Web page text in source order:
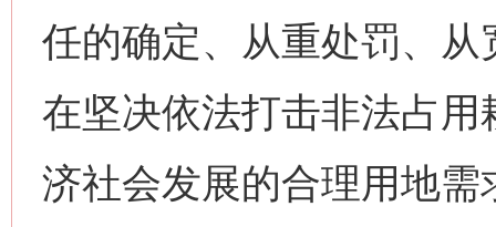
任的确定、从重处罚、
在坚决依法打击非法占
济社会发展的合理用地